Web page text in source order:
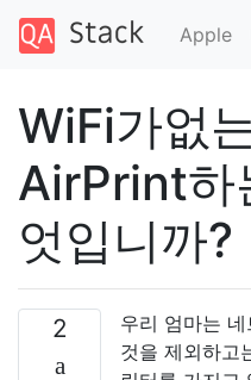
Apple
WiFi가없
AirPrint하
엇입니까?
2
우리 엄마는
것을 제외하고